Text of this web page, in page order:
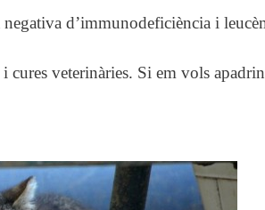
d’immunodeficiència i
cures veterinàries. Si em vols